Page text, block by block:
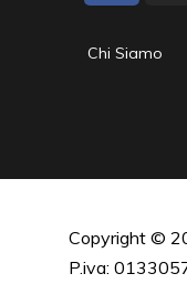
Chi Siamo
Copyright ©
P.iva: